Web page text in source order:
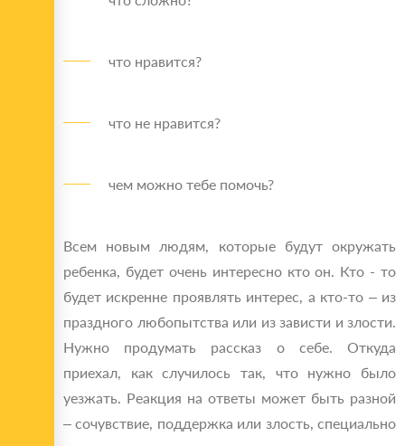
что нравится?
что не нравится?
чем можно тебе помочь?
Всем новым людям, которые будут окружать
ребенка, будет очень интересно кто он. Кто - то
будет искренне проявлять интерес, а кто-то – из
праздного любопытства или из зависти и злости.
Нужно продумать рассказ о себе. Откуда
приехал, как случилось так, что нужно было
уезжать. Реакция на ответы может быть разной
– сочувствие, поддержка или злость, специально